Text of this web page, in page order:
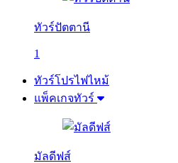
ทัวร์ปัตตานี
1
ทัวร์โปรไฟไหม้
แพ็คเกจทัวร์
มัลดีฟส์